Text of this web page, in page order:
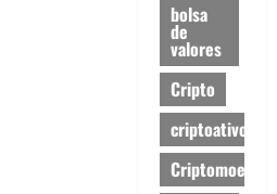
bolsa
de
valores
Cripto
criptoativos
Criptomoedas